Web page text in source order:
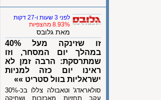
לפני 3 שעות ו-27 דקות
8.93% מהצפיות
מאת גלובס
זו שזינקה מעל 40%
במהלך יום המסחר, וזו
שמתרסקת: הרבה זמן לא
ראינו יום כזה למניות
ישראליות בוול סטריט »»
סולאראדג' וטאבולה צללו בכ-30%
עקב תחזיות מאכזבות ושחיקה